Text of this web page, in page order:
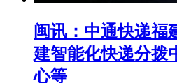
闽讯：中通快递福
建智能化快递分拨
心等